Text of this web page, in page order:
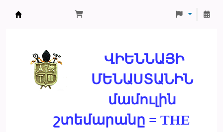
ՎԻԵՆՆԱՅԻ
ՄԵՆԱՍՏԱՆԻՆ
մամուլին
շտեմարանը = THE